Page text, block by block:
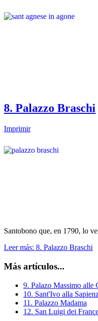
8. Palazzo Braschi
Imprimir
Santobono que, en 1790, lo
Leer más: 8. Palazzo Braschi
Más artículos...
9. Palazo Massimo alle
10. Sant'Ivo alla
11. Palazzo Madama
12. San Luigi dei